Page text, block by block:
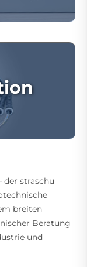
der straschu
breiten
Beratung
und